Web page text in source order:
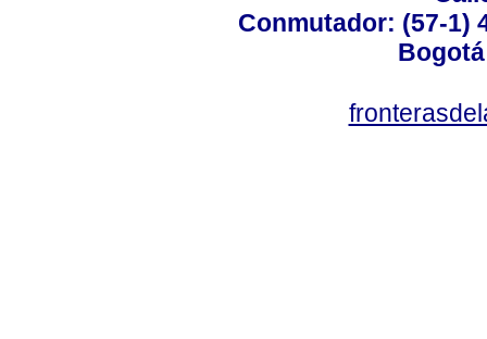
Conmutador: (57-1)